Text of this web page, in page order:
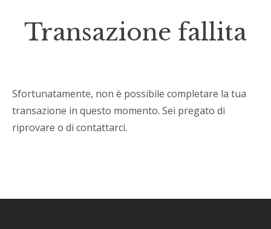
Transazione fallita
Sfortunatamente, non è possibile completare la tua
transazione in questo momento. Sei pregato di
riprovare o di contattarci.